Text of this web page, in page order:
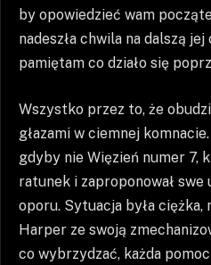
by opowiedzieć wam
nadeszła chwila na dalszą
pamiętam co działo się
Wszystko przez to, że
głazami w ciemnej
gdyby nie Więzień numer 7,
ratunek i zaproponował swe
oporu. Sytuacja była ciężka,
Harper ze swoją
co wybrzydzać, każda